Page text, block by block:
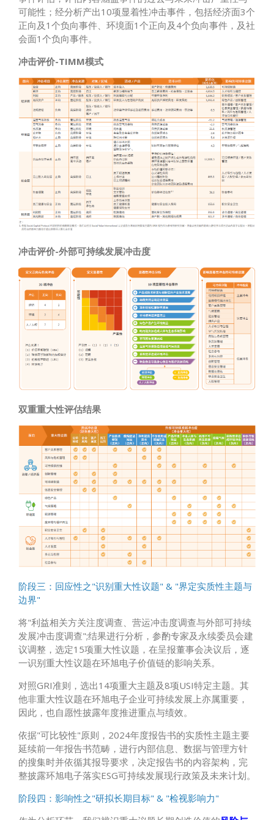
可能性；经分析产出10项显着性冲击事件，包括经济面3个
正向及1个负向事件、环境面1个正向及4个负向事件，及社
会面1个负向事件。
冲击评价-TIMM模式
冲击评价-外部可持续发展冲击度
双重重大性评估结果
阶段三：回应性之"识别重大性议题" & "界定实质性主题与
边界"
将"利益相关方关注度调查、营运冲击度调查与外部可持续
发展冲击度调查";结果进行分析，参酌专家及永续委员会建
议调整，选定15项重大性议题，在呈报董事会决议后，逐
一识别重大性议题在环旭电子价值链的影响关系。
对照GRI准则，选出14项重大主题及8项USI特定主题。其
他非重大性议题在环旭电子企业可持续发展上亦属重要，
因此，也自愿性披露年度推进重点与绩效。
依据"可比较性"原则，2024年度报告书的实质性主题主要
延续前一年报告书范畴，进行内部信息、数据与管理方针
的搜集时并依循其报导要求，决定报告书的内容架构，完
整披露环旭电子落实ESG可持续发展现行政策及未来计划。
阶段四：影响性之"研拟长期目标" & "检视影响力"